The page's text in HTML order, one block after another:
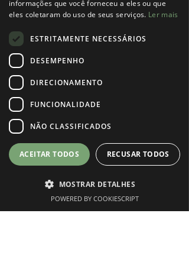
Perfil
Data de entrada: 9 de mar. de 2025
Ainda não há nada para
mostrar
Quando esse membro adicionar informações
sobre si mesmo, você as verá aqui.
Instagram Marcar Consulta
informações que você forneceu a eles ou que
eles coletaram do uso de seus serviços. Ler mais
ESTRITAMENTE NECESSÁRIOS
DESEMPENHO
DIRECIONAMENTO
FUNCIONALIDADE
NÃO CLASSIFICADOS
ACEITAR TODOS RECUSAR TODOS
MOSTRAR DETALHES
POWERED BY COOKIESCRIPT